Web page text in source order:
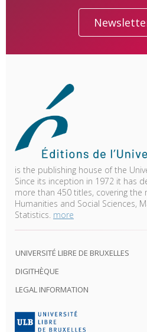
is the publishing house of the
Since its inception in 1972 it has
more than 450 titles, covering the
Humanities and Social Sciences,
Statistics. more
UNIVERSITÉ LIBRE DE BRUXELLES
DIGITHÈQUE
LEGAL INFORMATION